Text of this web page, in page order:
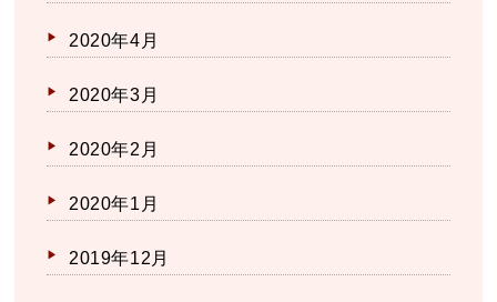
2020年4月
2020年3月
2020年2月
2020年1月
2019年12月